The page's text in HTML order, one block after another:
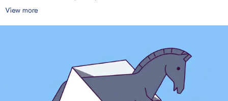
View more